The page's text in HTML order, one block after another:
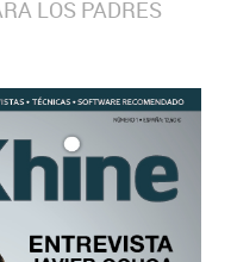
LOS PADRES